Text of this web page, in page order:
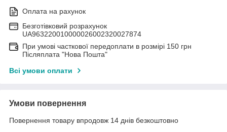
Оплата на рахунок
Безготівковий розрахунок
UA963220010000026002320027874
При умові часткової передоплати в розмірі 150 грн
Післяплата "Нова Пошта"
Всі умови оплати
Умови повернення
Повернення товару впродовж 14 днів безкоштовно